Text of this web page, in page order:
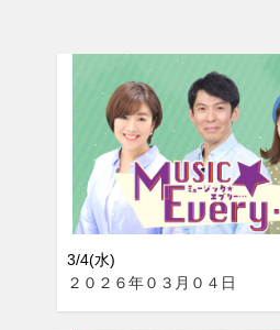
3/4(水)
２０２６年０３月０４日